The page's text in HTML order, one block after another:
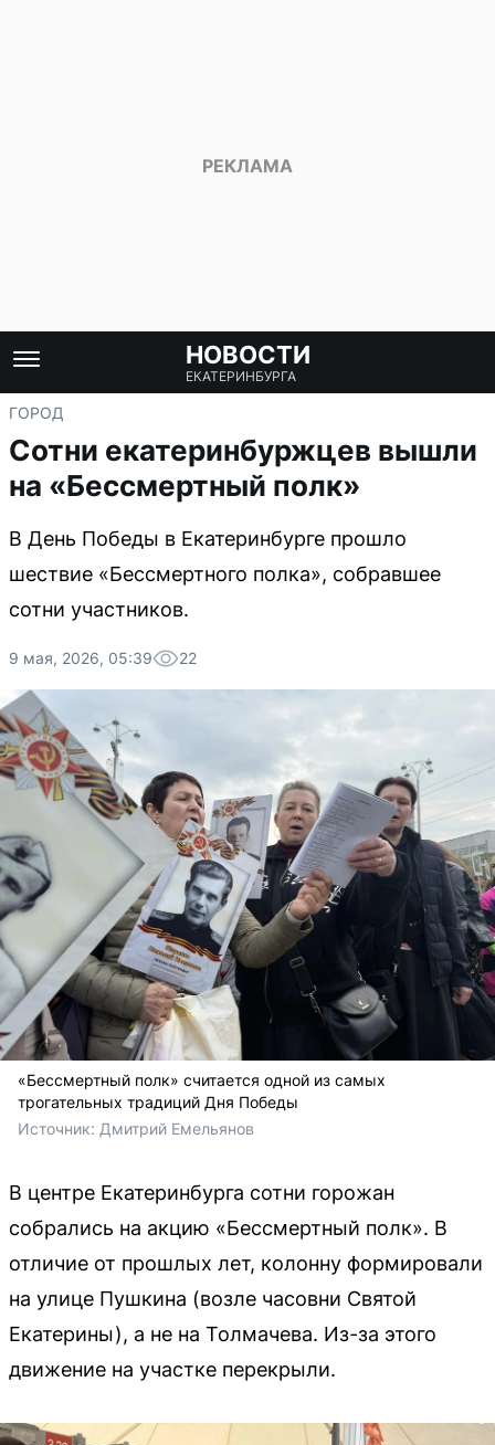
НОВОСТИ
ЕКАТЕРИНБУРГА
ГОРОД
Сотни екатеринбуржцев вышли
на «Бессмертный полк»
В День Победы в Екатеринбурге прошло
шествие «Бессмертного полка», собравшее
сотни участников.
9 мая, 2026, 05:39 22
«Бессмертный полк» считается одной из самых
трогательных традиций Дня Победы
Источник: Дмитрий Емельянов
В центре Екатеринбурга сотни горожан
собрались на акцию «Бессмертный полк». В
отличие от прошлых лет, колонну формировали
на улице Пушкина (возле часовни Святой
Екатерины), а не на Толмачева. Из-за этого
движение на участке перекрыли.